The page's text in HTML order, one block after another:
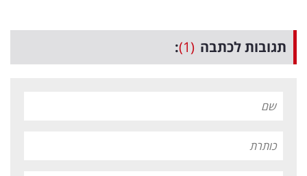
תגובות לכתבה (1)
: